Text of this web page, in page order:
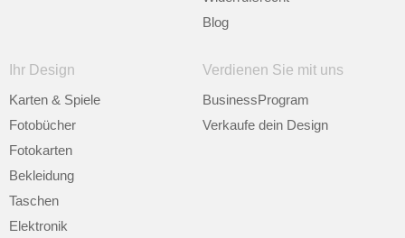
Blog
Ihr Design
Karten & Spiele
Fotobücher
Fotokarten
Bekleidung
Taschen
Elektronik
Verdienen Sie mit uns
BusinessProgram
Verkaufe dein Design